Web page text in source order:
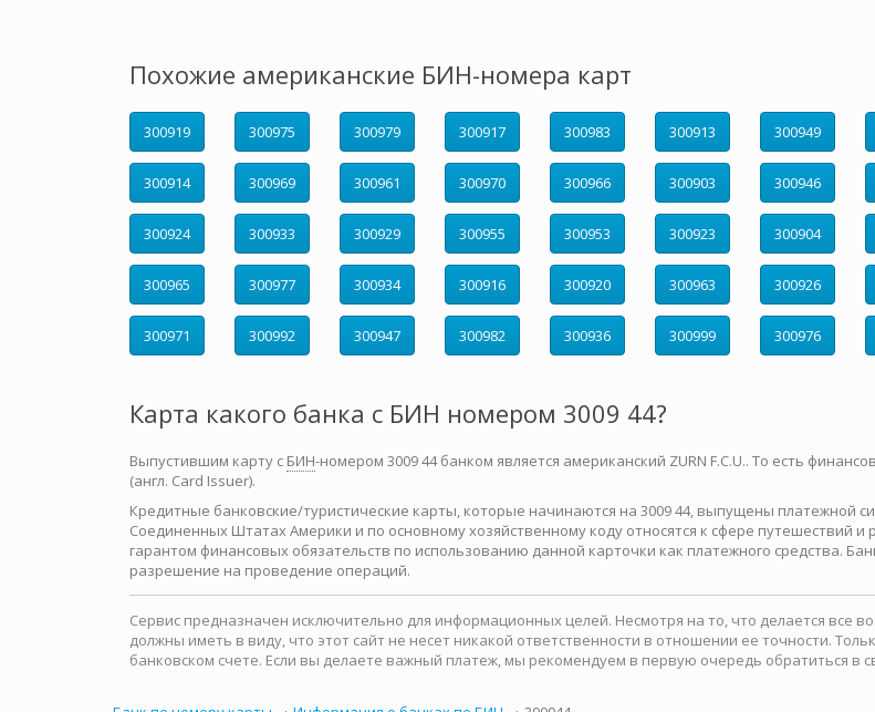
Похожие американские БИН-номера карт
300919 300975 300979 300917 300983 300913 300949
300914 300969 300961 300970 300966 300903 300946
300924 300933 300929 300955 300953 300923 300904
300965 300977 300934 300916 300920 300963 300926
300971 300992 300947 300982 300936 300999 300976
Карта какого банка с БИН номером 3009 44?
Выпустившим карту с БИН-номером 3009 44 банком является американский ZURN F.C.U.. То есть
(англ. Card Issuer).
Кредитные банковские/туристические карты, которые начинаются на 3009 44, выпущены платежной
Соединенных Штатах Америки и по основному хозяйственному коду относятся к сфере путешествий
гарантом финансовых обязательств по использованию данной карточки как платежного средства.
разрешение на проведение операций.
Сервис предназначен исключительно для информационных целей. Несмотря на то, что делается все
должны иметь в виду, что этот сайт не несет никакой ответственности в отношении ее точности.
банковском счете. Если вы делаете важный платеж, мы рекомендуем в первую очередь обратиться в